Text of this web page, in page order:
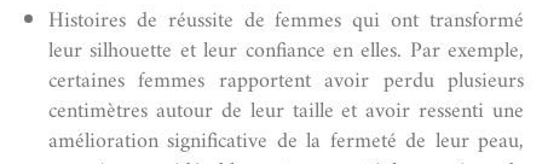
Histoires de réussite de femmes qui ont transformé
leur silhouette et leur confiance en elles. Par exemple,
certaines femmes rapportent avoir perdu plusieurs
centimètres autour de leur taille et avoir ressenti une
amélioration significative de la fermeté de leur peau,